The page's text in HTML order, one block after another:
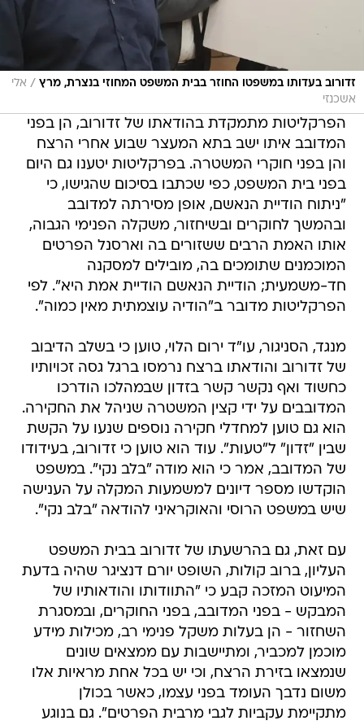
זדורוב בעדותו במשפטו החוזר בבית המשפט המחוזי בנצרת, מרץ / אלי
אשכנזי
הפרקליטות מתמקדת בהודאתו של זדורוב, הן בפני
המדובב איתו ישב בתא המעצר שבוע אחרי הרצח
והן בפני חוקרי המשטרה. בפרקליטות יטענו גם היום
בפני בית המשפט, כפי שכתבו בסיכום שהגישו, כי
"ניתוח הודיית הנאשם, אופן מסירתה למדובב
ובהמשך לחוקרים ובשיחזור, משקלה הפנימי הגבוה,
אותו האמת הרבים ששזורים בה וארסנל הפרטים
המוכמנים שתומכים בה, מובילים למסקנה
חד-משמעית; הודיית הנאשם הודיית אמת היא". לפי
הפרקליטות מדובר ב"הודיה עוצמתית מאין כמוה".
מנגד, הסניגור, עו"ד ירום הלוי, טוען כי בשלב הדיבוב
של זדורוב והודאתו ברצח נרמסו ברגל גסה זכויותיו
כחשוד ואף נקשר קשר בזדון שבמהלכו הודרכו
המדובבים על ידי קצין המשטרה שניהל את החקירה.
הוא גם טוען למחדלי חקירה נוספים שנעו על הקשת
שבין "זדון" ל"טעות". עוד הוא טוען כי זדורוב, בעידודו
של המדובב, אמר כי הוא מודה "בלב נקי". במשפט
הוקדשו מספר דיונים למשמעות המקלה על הענישה
שיש במשפט הרוסי והאוקראיני להודאה "בלב נקי".
עם זאת, גם בהרשעתו של זדורוב בבית המשפט
העליון, ברוב קולות, השופט יורם דנציגר שהיה בדעת
המיעוט המזכה קבע כי "התוודותו והודאותיו של
המבקש - בפני המדובב, בפני החוקרים, ובמסגרת
השחזור - הן בעלות משקל פנימי רב, מכילות מידע
מוכמן למכביר, ומתיישבות עם ממצאים שונים
שנמצאו בזירת הרצח, וכי יש בכל אחת מראיות אלו
משום נדבך העומד בפני עצמו, כאשר בכולן
מתקיימת עקביות לגבי מרבית הפרטים". גם בנוגע